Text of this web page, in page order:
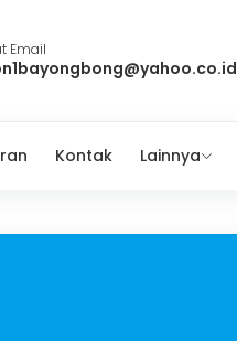
Email
Kontak Lainnya